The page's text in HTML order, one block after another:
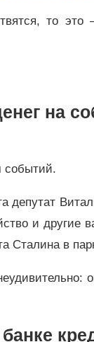
то это
на
событий.
депутат
и другие
Сталина в